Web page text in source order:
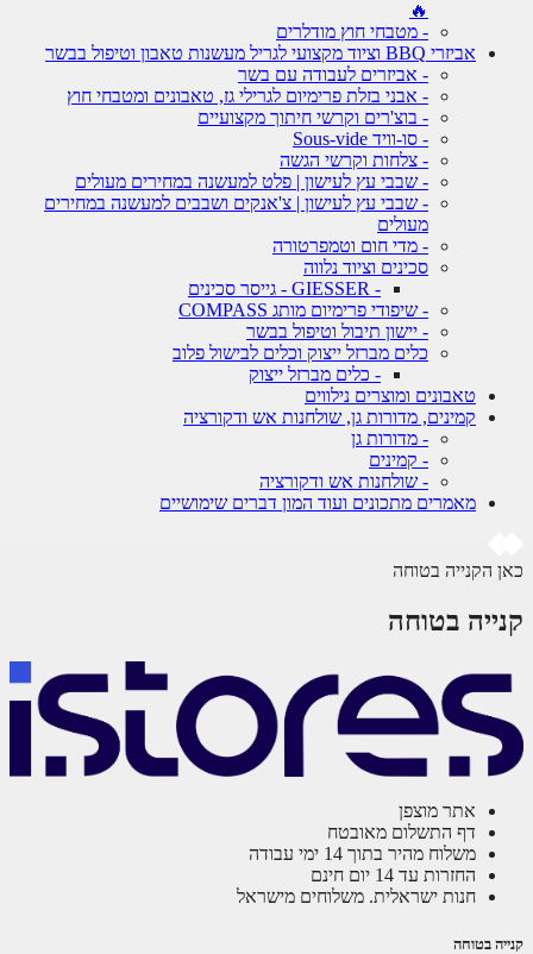
- מטבחי חוץ מודלרים
אביזרי BBQ וציוד מקצועי לגריל מעשנות טאבון וטיפול בבשר
- אביזרים לעבודה עם בשר
- אבני בזלת פרימיום לגרילי גז, טאבונים ומטבחי חוץ
- בוצ'רים וקרשי חיתוך מקצועיים
- סו-וויד Sous-vide
- צלחות וקרשי הגשה
- שבבי עץ לעישון | פלט למעשנה במחירים מעולים
- שבבי עץ לעישון | צ'אנקים ושבבים למעשנה במחירים
מעולים
- מדי חום וטמפרטורה
סכינים וציוד נלווה
- שיפודי פרימיום מותג COMPASS
- יישון תיבול וטיפול בבשר
כלים מברזל ייצוק וכלים לבישול פלוב
- כלים מברזל ייצוק
טאבונים ומוצרים נילווים
קמינים, מדורות גן, שולחנות אש ודקורציה
- מדורות גן
- קמינים
- שולחנות אש ודקורציה
מאמרים מתכונים ועוד המון דברים שימושיים
הקנייה בטוחה
בטוחה
אתר מוצפן
דף התשלום מאובטח
משלוח מהיר בתוך 14 ימי עבודה
החזרות עד 14 יום חינם
חנות ישראלית. משלוחים מישראל
בטוחה